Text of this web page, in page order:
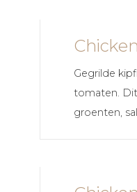
Gegrilde
tomaten.
groenten,